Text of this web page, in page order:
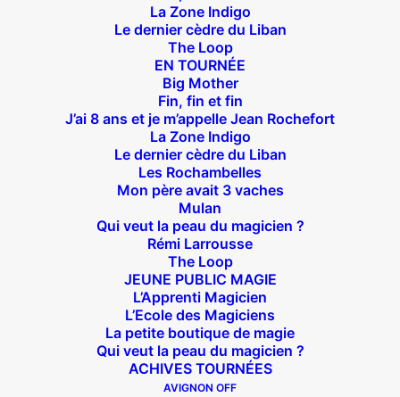
La Zone Indigo
Le dernier cèdre du Liban
The Loop
EN TOURNÉE
Big Mother
Fin, fin et fin
J’ai 8 ans et je m’appelle Jean Rochefort
La Zone Indigo
Le dernier cèdre du Liban
Les Rochambelles
Mon père avait 3 vaches
Mulan
Qui veut la peau du magicien ?
Rémi Larrousse
The Loop
JEUNE PUBLIC MAGIE
L’Apprenti Magicien
L’Ecole des Magiciens
La petite boutique de magie
Qui veut la peau du magicien ?
ACHIVES TOURNÉES
AVIGNON OFF
Théâtre des Béliers Parisiens
14 bis rue Sainte Isaure 75018 Paris– M° Jules
Joffrin / Simplon – Loc :01 42 62 35 00
À l’affiche
Big Mother
La Zone Indigo
Le goût de la framboise
Fin, fin et fin